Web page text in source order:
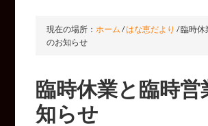
現在の場所：ホーム /はな恵だより /臨時休
のお知らせ
臨時休業と臨時営
知らせ